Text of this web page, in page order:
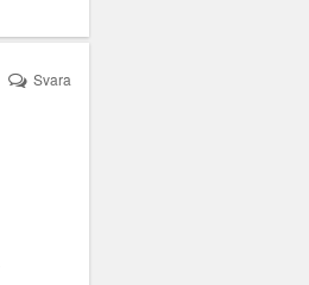
Svara